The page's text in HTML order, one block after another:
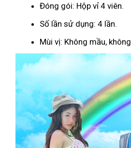
Đóng gói: Hộp vỉ 4 viên.
Số lần sử dụng: 4 lần.
Mùi vị: Không mầu,